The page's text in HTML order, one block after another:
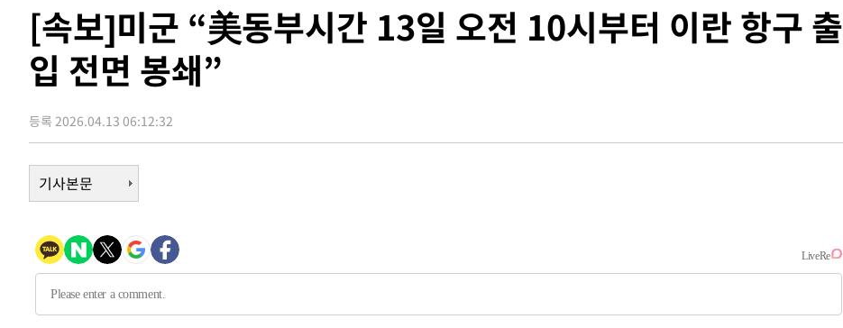
1시간 전 >[속보]뉴욕증시 상승 마감…S&P 0.6% 나스닥 1.3%↑
-29647초 전 >강릉에 시간당 81.4㎜ 물폭탄…도로 잠기고 담벼락 붕괴
-25754초 전 > 백운산서 80년근 천종산삼 9뿌리 발견…감정가 1.3억원
-20998초 전 >남자 농구, 나고야 아시안게임서 '홈팀' 일본과 한일전
-16601초 전 >
극한폭염 한풀 꺾이지만…'낮 최고 35도' 무더위, 열대야 계속[다음
주 날씨]
-13619초 전 >축구협회 "압수수색·성접대 논란 사과…쇄신의 기회로 삼겠다"
-12136초 전 >[속보]'압수수색·성접대 논란' 축구협회 "실망과 걱정 안겨드려 죄
송"
-757초 전 >'최고 37도' 폭염 지속…강원동해안 최대 150㎜ 비
[속보]미군 “美동부시간 13일 오전 10시부터 이란 항구 출
입 전면 봉쇄”
등록 2026.04.13 06:12:32
기사본문